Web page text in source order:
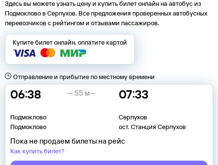
Здесь вы можете узнать цену и купить билет онлайн на автобус из
ПодмоклововСерпухов. Все предложения проверенных автобусных
перевозчиков с рейтингом и отзывами пассажиров.
Купите билет онлайн, оплатите картой
Отправление и прибытие по местному времени
06:38
Подмоклово
Подмоклово
07:33
Серпухов
ост. Станция Серпухов
55 м
Пока не продаем билеты на рейс
Как купить билет?